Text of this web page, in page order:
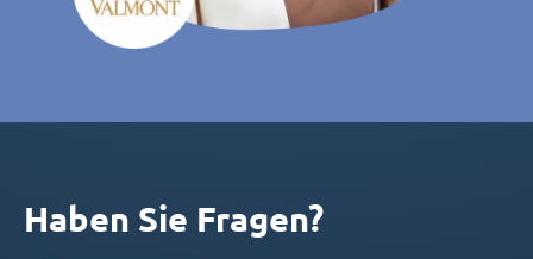
Haben Sie Fragen?